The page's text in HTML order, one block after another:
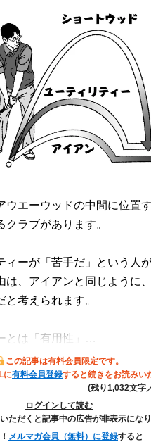
エーウッドの中間に位置
ラブがあります。
ーが「苦手だ」という人
は、アイアンと同じように
考えられます。
は「有用性」…
この記事は有料会員限定です。
に有料会員登録すると続きをお読みい
(残り1,032文字
ログインして読む
ただくと記事中の広告が非表示になり
メルマガ会員（無料）に登録すると